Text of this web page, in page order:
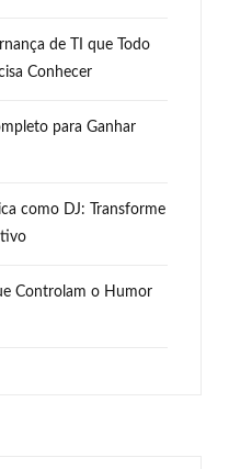
de TI que Todo
Conhecer
para Ganhar
como DJ: Transforme
Controlam o Humor